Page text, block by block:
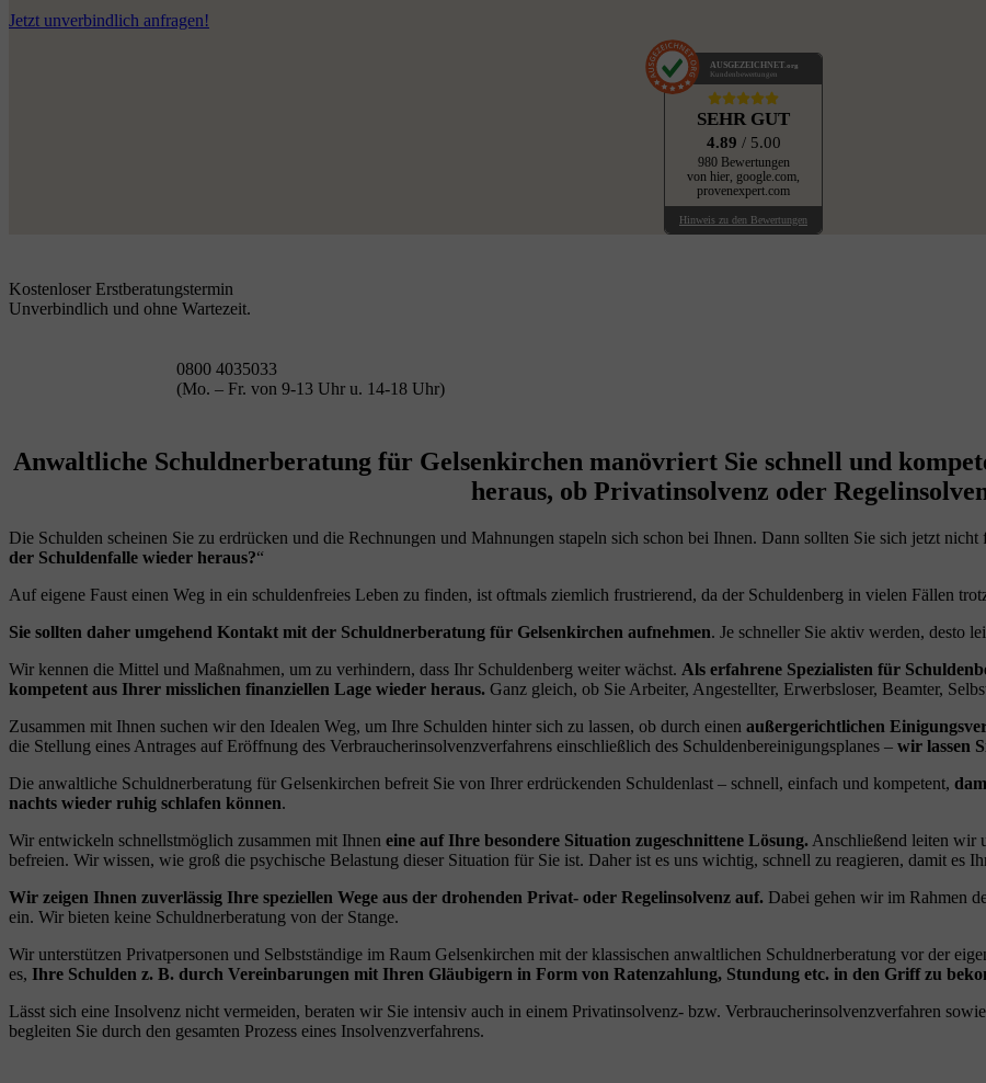
Jetzt unverbindlich anfragen!
AUSGEZEICHNET .org
Kundenbewertungen
SEHR GUT
4.89 / 5.00
980 Bewertungen
von hier, google.com,
provenexpert.com
Hinweis zu den Bewertungen
Kostenloser Erstberatungstermin
Unverbindlich und ohne Wartezeit.
0800 4035033
(Mo. – Fr. von 9-13 Uhr u. 14-18 Uhr)
Anwaltliche Schuldnerberatung für Gelsenkirchen manövriert Sie schnell und
heraus, ob Privatinsolvenz oder
Die Schulden scheinen Sie zu erdrücken und die Rechnungen und Mahnungen stapeln sich schon bei Ihnen. Dann sollten Sie sich jetzt nicht
der Schuldenfalle wieder heraus?“
Auf eigene Faust einen Weg in ein schuldenfreies Leben zu finden, ist oftmals ziemlich frustrierend, da der Schuldenberg in vielen Fällen
Sie sollten daher umgehend Kontakt mit der Schuldnerberatung für Gelsenkirchen aufnehmen. Je schneller Sie aktiv werden, desto
Wir kennen die Mittel und Maßnahmen, um zu verhindern, dass Ihr Schuldenberg weiter wächst. Als erfahrene Spezialisten für
kompetent aus Ihrer misslichen finanziellen Lage wieder heraus. Ganz gleich, ob Sie Arbeiter, Angestellter, Erwerbsloser, Beamter,
Zusammen mit Ihnen suchen wir den Idealen Weg, um Ihre Schulden hinter sich zu lassen, ob durch einen außergerichtlichen
die Stellung eines Antrages auf Eröffnung des Verbraucherinsolvenzverfahrens einschließlich des Schuldenbereinigungsplanes – wir lassen
Die anwaltliche Schuldnerberatung für Gelsenkirchen befreit Sie von Ihrer erdrückenden Schuldenlast – schnell, einfach und kompetent,
nachts wieder ruhig schlafen können.
Wir entwickeln schnellstmöglich zusammen mit Ihnen eine auf Ihre besondere Situation zugeschnittene Lösung. Anschließend leiten wir
befreien. Wir wissen, wie groß die psychische Belastung dieser Situation für Sie ist. Daher ist es uns wichtig, schnell zu reagieren, damit es
Wir zeigen Ihnen zuverlässig Ihre speziellen Wege aus der drohenden Privat- oder Regelinsolvenz auf. Dabei gehen wir im Rahmen
ein. Wir bieten keine Schuldnerberatung von der Stange.
Wir unterstützen Privatpersonen und Selbstständige im Raum Gelsenkirchen mit der klassischen anwaltlichen Schuldnerberatung vor der
es, Ihre Schulden z. B. durch Vereinbarungen mit Ihren Gläubigern in Form von Ratenzahlung, Stundung etc. in den Griff zu
Lässt sich eine Insolvenz nicht vermeiden, beraten wir Sie intensiv auch in einem Privatinsolvenz- bzw. Verbraucherinsolvenzverfahren
begleiten Sie durch den gesamten Prozess eines Insolvenzverfahrens.